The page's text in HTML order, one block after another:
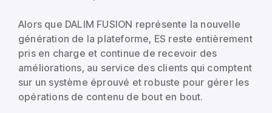
Alors que DALIM FUSION représente la nouvelle
génération de la plateforme, ES reste entièrement
pris en charge et continue de recevoir des
améliorations, au service des clients qui comptent
sur un système éprouvé et robuste pour gérer les
opérations de contenu de bout en bout.